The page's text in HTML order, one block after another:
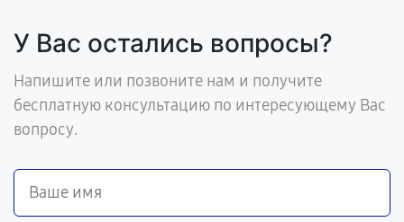
У Вас остались вопросы?
Напишите или позвоните нам и получите
бесплатную консультацию по интересующему Вас
вопросу.